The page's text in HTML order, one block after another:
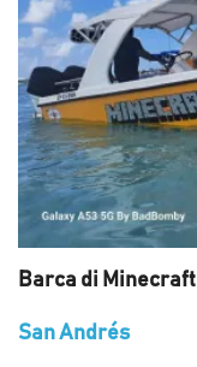
Barca di Minecraft
San Andrés